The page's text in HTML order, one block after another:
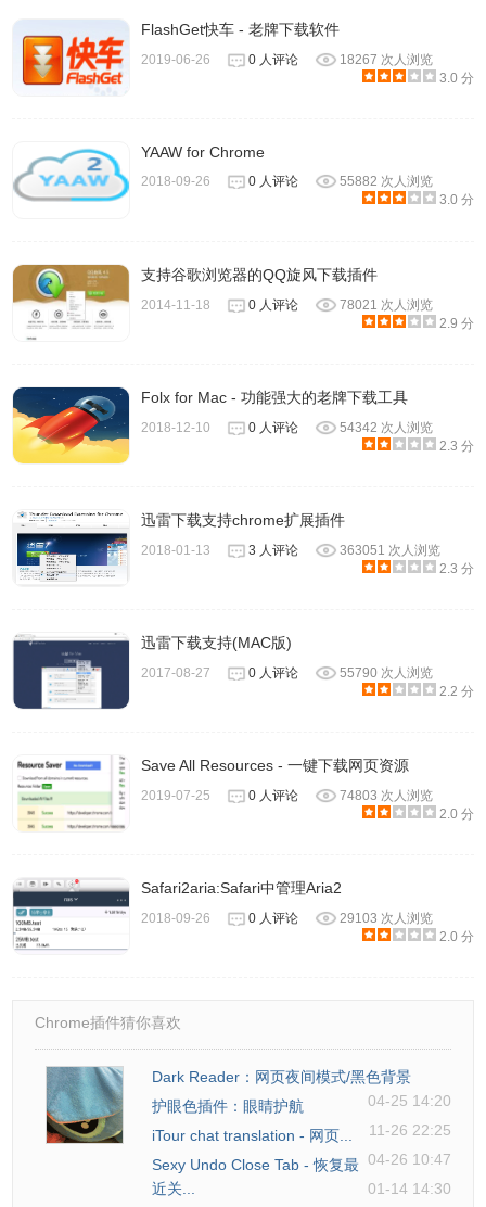
FlashGet快车 - 老牌下载软件
2019-06-26 0 人评论
18267 次人浏览
3.0 分
YAAW for Chrome
2018-09-26 0 人评论
55882 次人浏览
3.0 分
支持谷歌浏览器的QQ旋风下载插件
2014-11-18 0 人评论
78021 次人浏览
2.9 分
Folx for Mac - 功能强大的老牌下载工具
2018-12-10 0 人评论
54342 次人浏览
2.3 分
迅雷下载支持chrome扩展插件
2018-01-13 3 人评论
363051 次人浏览
2.3 分
迅雷下载支持(MAC版)
2017-08-27 0 人评论
55790 次人浏览
2.2 分
Save All Resources - 一键下载网页资源
2019-07-25 0 人评论
74803 次人浏览
2.0 分
Safari2aria:Safari中管理Aria2
2018-09-26 0 人评论
29103 次人浏览
2.0 分
Chrome插件猜你喜欢
Dark Reader：网页夜间模式/黑色背景
04-25 14:20
护眼色插件：眼睛护航
11-26 22:25
iTour chat translation - 网页...
04-26 10:47
Sexy Undo Close Tab - 恢复最
近关...
01-14 14:30